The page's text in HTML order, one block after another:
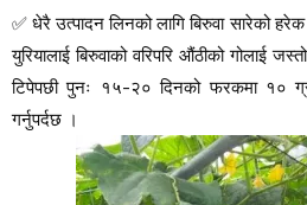
✅धेरै उत्पादन लिनको लागि बिरुवा सारेको
युरियालाई बिरुवाको वरिपरि औंठीको गोलाई
टिपेपछी पुनः १५-२० दिनको फरकमा १०
गर्नुपर्दछ ।